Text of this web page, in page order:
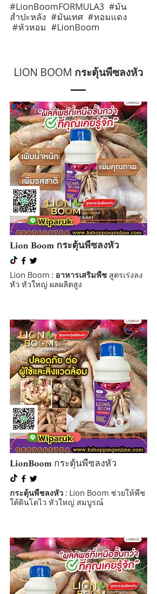
#LionBoomFORMULA3 #มัน
สำปะหลัง #มันเทศ #หอมแดง
#หัวหอม #LionBoom
LION BOOM กระตุ้นพืซลงหัว
Lion Boom กระตุ้นพืซลงหัว
Lion Boom : อาหารเสริมพืช สูตรเร่งลง
หัว หัวใหญ่ ผลผลิตสูง
LionBoom กระตุ้นพืซลงหัว
กระตุ้นพืชลงหัว : Lion Boom ช่วยให้พืช
ใต้ดินโตไว หัวใหญ่ สมบูรณ์